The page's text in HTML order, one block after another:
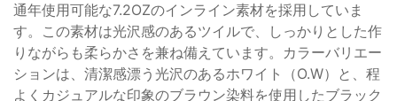
通年使用可能な7.2OZのインライン素材を採用していま
す。この素材は光沢感のあるツイルで、しっかりとした作
りながらも柔らかさを兼ね備えています。カラーバリエー
ションは、清潔感漂う光沢のあるホワイト（O.W）と、程
よくカジュアルな印象のブラウン染料を使用したブラック